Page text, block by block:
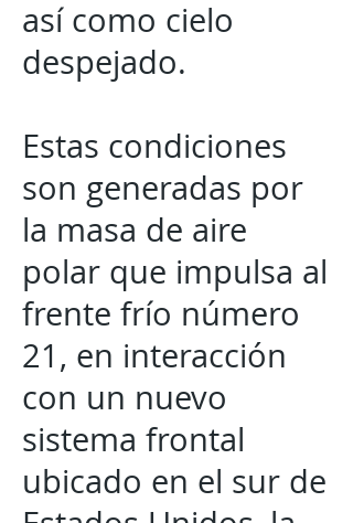
así como cielo
despejado.
Estas condiciones
son generadas por
la masa de aire
polar que impulsa al
frente frío número
21, en interacción
con un nuevo
sistema frontal
ubicado en el sur de